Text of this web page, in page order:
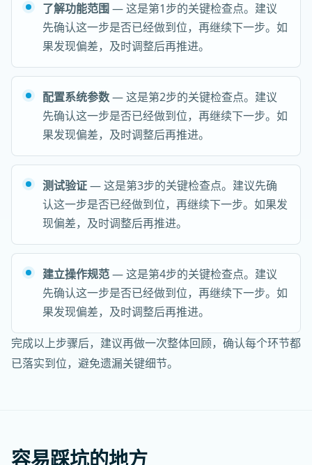
了解功能范围 — 这是第1步的关键检查点。建议
先确认这一步是否已经做到位，再继续下一步。如
果发现偏差，及时调整后再推进。
配置系统参数— 这是第2步的关键检查点。建议
先确认这一步是否已经做到位，再继续下一步。如
果发现偏差，及时调整后再推进。
测试验证— 这是第3步的关键检查点。建议先确
认这一步是否已经做到位，再继续下一步。如果发
现偏差，及时调整后再推进。
建立操作规范— 这是第4步的关键检查点。建议
先确认这一步是否已经做到位，再继续下一步。如
果发现偏差，及时调整后再推进。
完成以上步骤后，建议再做一次整体回顾，确认每个环节都
已落实到位，避免遗漏关键细节。
容易踩坑的地方